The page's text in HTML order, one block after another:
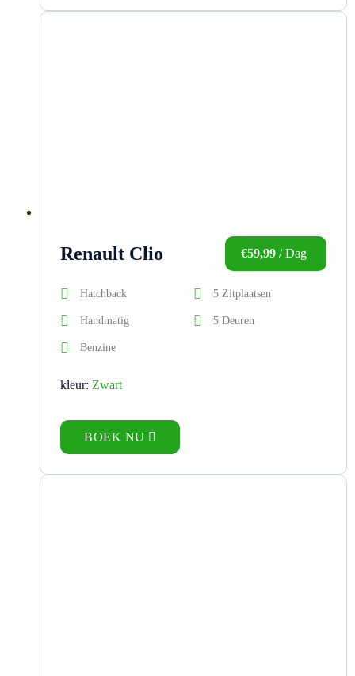
Renault Clio €59,99 / Dag
Hatchback 5 Zitplaatsen
Handmatig 5 Deuren
Benzine
kleur: Zwart
BOEK NU